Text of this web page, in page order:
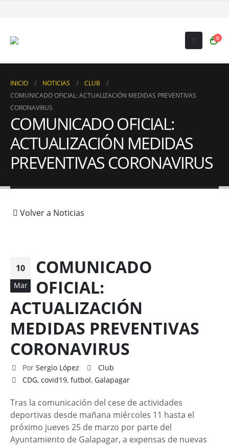
0
INICIO NOTICIAS
CLUB
COMUNICADO OFICIAL: ACTUALIZACIÓN MEDIDAS PREVENTIVAS
CORONAVIRUS
COMUNICADO OFICIAL:
ACTUALIZACIÓN MEDIDAS
PREVENTIVAS CORONAVIRUS
Volver a Noticias
10
Mar
COMUNICADO
OFICIAL:
ACTUALIZACIÓN
MEDIDAS PREVENTIVAS
CORONAVIRUS
Por Sergio López
Club
CDG,covid19,futbol,Galapagar
Tras la comunicación del cese de actividades
deportivas desde mañana miércoles 11 hasta el
próximo jueves 25 de marzo por parte del
Ayuntamiento de Galapagar, a expensas de nuevas